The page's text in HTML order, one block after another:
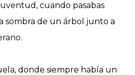
cuando pasabas
sombra de un árbol junto a
donde siempre había un